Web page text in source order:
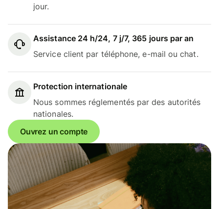
jour.
Assistance 24 h/24, 7 j/7, 365 jours par an
Service client par téléphone, e-mail ou chat.
Protection internationale
Nous sommes réglementés par des autorités
nationales.
Ouvrez un compte